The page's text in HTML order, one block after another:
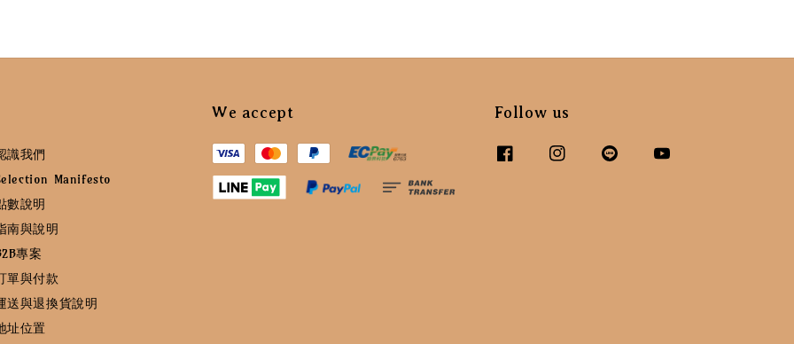
識我們
Manifesto
數說明
南與說明
專案
單與付款
送與退換貨說明
址位置
We accept Follow us